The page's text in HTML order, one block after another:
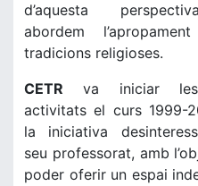
d’aquesta
abordem
tradicions religioses.
CETR va iniciar les
activitats el curs 1999-
la iniciativa
seu professorat, amb
poder oferir un espai